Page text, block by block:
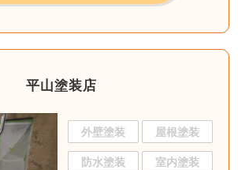
平山塗装店
外壁塗装 屋根塗装
防水塗装 室内塗装